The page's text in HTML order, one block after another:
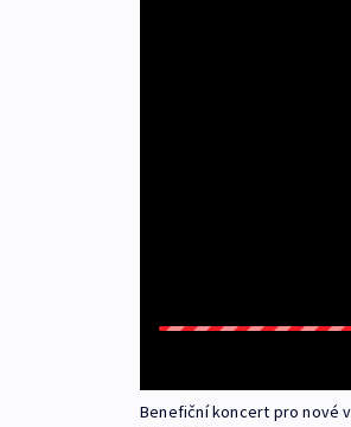
Benefiční koncert pro nové